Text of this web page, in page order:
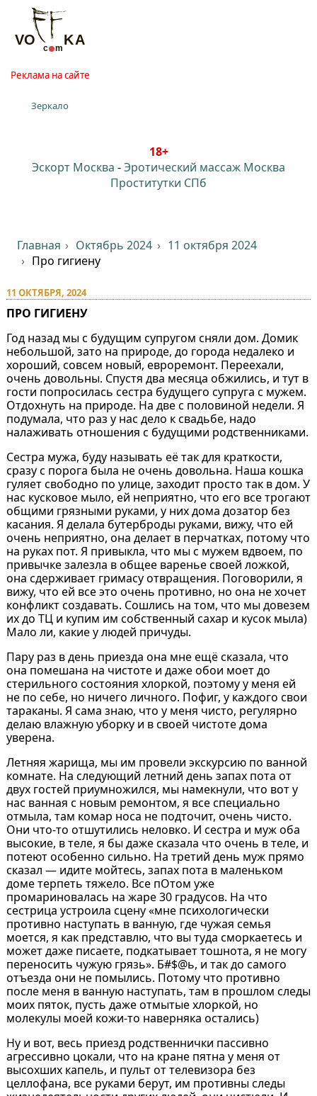
Реклама на сайте
Зеркало
18+
Эскорт Москва -Эротический массаж Москва
Проститутки СПб
Главная Октябрь 2024
11 октября 2024
Про гигиену
11 ОКТЯБРЯ, 2024
ПРО ГИГИЕНУ
Год назад мы с будущим супругом сняли дом. Домик
небольшой, зато на природе, до города недалеко и
хороший, совсем новый, евроремонт. Переехали,
очень довольны. Спустя два месяца обжились, и тут в
гости попросилась сестра будущего супруга с мужем.
Отдохнуть на природе. На две с половиной недели. Я
подумала, что раз у нас дело к свадьбе, надо
налаживать отношения с будущими родственниками.
Сестра мужа, буду называть её так для краткости,
сразу с порога была не очень довольна. Наша кошка
гуляет свободно по улице, заходит просто так в дом. У
нас кусковое мыло, ей неприятно, что его все трогают
общими грязными руками, у них дома дозатор без
касания. Я делала бутерброды руками, вижу, что ей
очень неприятно, она делает в перчатках, потому что
на руках пот. Я привыкла, что мы с мужем вдвоем, по
привычке залезла в общее варенье своей ложкой,
она сдерживает гримасу отвращения. Поговорили, я
вижу, что ей все это очень противно, но она не хочет
конфликт создавать. Сошлись на том, что мы довезем
их до ТЦ и купим им собственный сахар и кусок мыла)
Мало ли, какие у людей причуды.
Пару раз в день приезда она мне ещё сказала, что
она помешана на чистоте и даже обои моет до
стерильного состояния хлоркой, поэтому у меня ей
не по себе, но ничего личного. Пофиг, у каждого свои
тараканы. Я сама знаю, что у меня чисто, регулярно
делаю влажную уборку и в своей чистоте дома
уверена.
Летняя жарища, мы им провели экскурсию по ванной
комнате. На следующий летний день запах пота от
двух гостей приумножился, мы намекнули, что вот у
нас ванная с новым ремонтом, я все специально
отмыла, там комар носа не подточит, очень чисто.
Они что-то отшутились неловко. И сестра и муж оба
высокие, в теле, я бы даже сказала что очень в теле, и
потеют особенно сильно. На третий день муж прямо
сказал — идите мойтесь, запах пота в маленьком
доме терпеть тяжело. Все пОтом уже
промариновалась на жаре 30 градусов. На что
сестрица устроила сцену «мне психологически
противно наступать в ванную, где чужая семья
моется, я как представлю, что вы туда сморкаетесь и
может даже писаете, подкатывает тошнота, я не могу
переносить чужую грязь». Б#$@ь, и так до самого
отъезда они не помылись. Потому что противно
после меня в ванную наступать, там в прошлом следы
моих пяток, пусть даже отмытые хлоркой, но
молекулы моей кожи-то наверняка остались)
Ну и вот, весь приезд родственнички пассивно
агрессивно цокали, что на кране пятна у меня от
высохших капель, и пульт от телевизора без
целлофана, все руками берут, им противны следы